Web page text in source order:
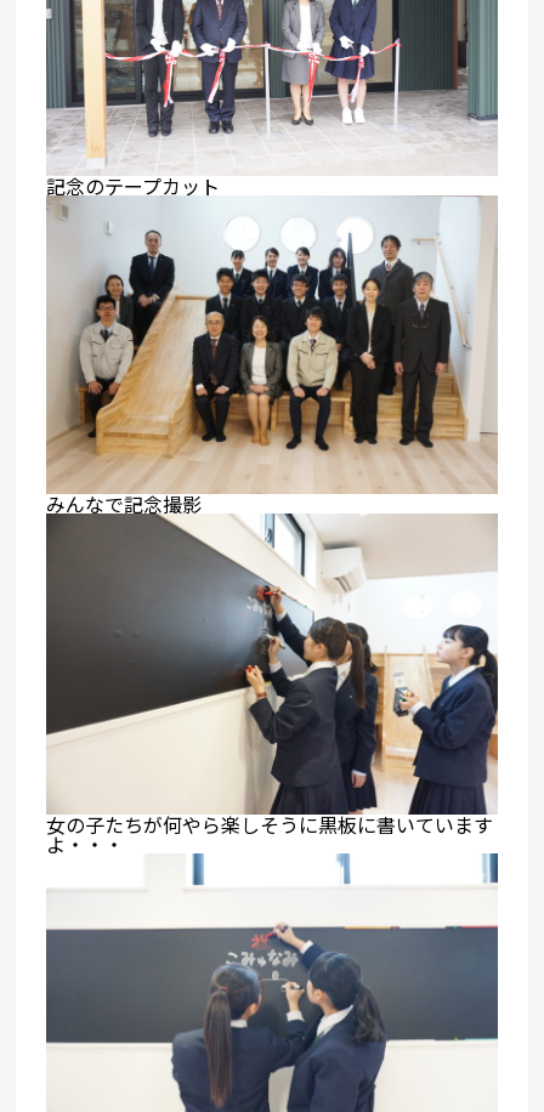
記念のテープカット
みんなで記念撮影
女の子たちが何やら楽しそうに黒板に書いています
よ・・・